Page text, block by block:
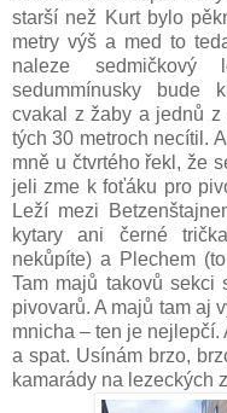
starší než Kurt bylo
metry výš a med to
naleze
sedummínusky bude
cvakal z žaby a jednů
tých 30 metroch necítil.
mně u čtvrtého řekl, že
jeli zme k foťáku pro
Leží mezi
kytary ani černé
nekůpíte) a Plechem
Tam majů takovů
pivovarů. A majů tam aj
mnicha – ten je nejlepčí.
a spat. Usínám brzo,
kamarády na lezeckých